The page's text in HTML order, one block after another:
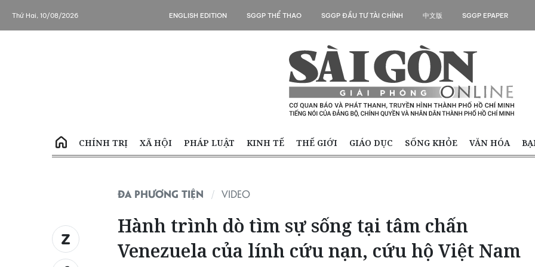
Thứ Hai, 10/08/2026 ENGLISH EDITION SGGP THỂ THAO SGGP ĐẦU TƯ TÀI CHÍNH 中文版 SGGP EPAPER
CHÍNH TRỊ XÃ HỘI PHÁP LUẬT KINH TẾ THẾ GIỚI GIÁO DỤC SỐNG KHỎE VĂN HÓA
ĐA PHƯƠNG TIỆN VIDEO
Hành trình dò tìm sự sống tại tâm chấn
Venezuela của lính cứu nạn, cứu hộ Việt Nam